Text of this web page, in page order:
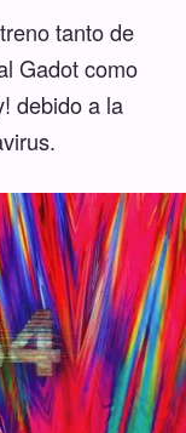
tanto de
Gadot como
debido a la